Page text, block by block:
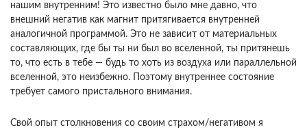
нашим внутренним! Это известно было мне давно, что
внешний негатив как магнит притягивается внутренней
аналогичной программой. Это не зависит от материальных
составляющих, где бы ты ни был во вселенной, ты притянешь
то, что есть в тебе — будь то хоть из воздуха или параллельной
вселенной, это неизбежно. Поэтому внутреннее состояние
требует самого пристального внимания.
Свой опыт столкновения со своим страхом/негативом я